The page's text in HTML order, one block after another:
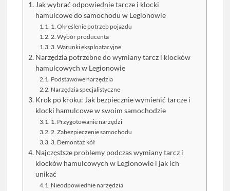
Jak wybrać odpowiednie tarcze i klocki
hamulcowe do samochodu w Legionowie
1. Określenie potrzeb pojazdu
2. Wybór producenta
3. Warunki eksploatacyjne
Narzędzia potrzebne do wymiany tarcz i klocków
hamulcowych w Legionowie
Podstawowe narzędzia
Narzędzia specjalistyczne
Krok po kroku: Jak bezpiecznie wymienić tarcze i
klocki hamulcowe w swoim samochodzie
1. Przygotowanie narzędzi
2. Zabezpieczenie samochodu
3. Demontaż kół
Najczęstsze problemy podczas wymiany tarcz i
klocków hamulcowych w Legionowie i jak ich
unikać
Nieodpowiednie narzędzia